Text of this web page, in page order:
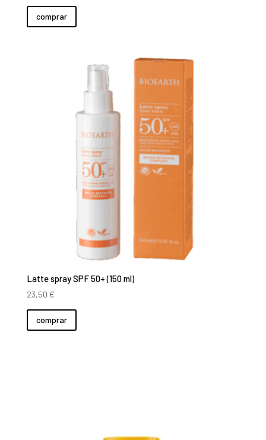
comprar
Latte spray SPF 50+ (150 ml)
23,50 €
comprar